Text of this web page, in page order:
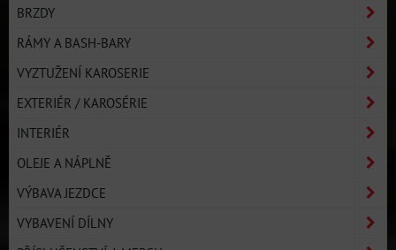
BRZDY
RÁMY A BASH-BARY
VYZTUŽENÍ KAROSERIE
EXTERIÉR / KAROSÉRIE
INTERIÉR
OLEJE A NÁPLNĚ
VÝBAVA JEZDCE
VYBAVENÍ DÍLNY